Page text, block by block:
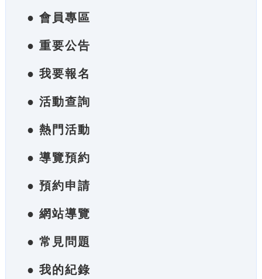
● 會員專區
● 重要公告
● 我要報名
● 活動查詢
● 熱門活動
● 導覽預約
● 預約申請
● 網站導覽
● 常見問題
● 我的紀錄